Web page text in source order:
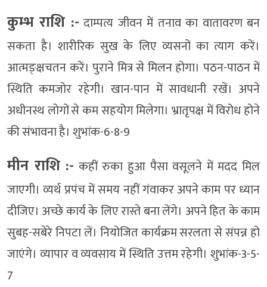
कुम्भ राशि :- दाम्पत्य जीवन में तनाव का वातावरण बन
सकता है। शारीरिक सुख के लिए व्यसनों का त्याग करें।
आत्मङ्क्षचतन करें। पुराने मित्र से मिलन होगा। पठन-पाठन में
स्थिति कमजोर रहेगी। खान-पान में सावधानी रखें। अपने
अधीनस्थ लोगों से कम सहयोग मिलेगा। भ्रातृपक्ष में विरोध होने
की संभावना है। शुभांक-6-8-9
मीन राशि :- कहीं रुका हुआ पैसा वसूलने में मदद मिल
जाएगी। व्यर्थ प्रपंच में समय नहीं गंवाकर अपने काम पर ध्यान
दीजिए। अच्छे कार्य के लिए रास्ते बना लेंगे। अपने हित के काम
सुबह-सबेरे निपटा लें। नियोजित कार्यक्रम सरलता से संपन्न हो
जाएंगे। व्यापार व व्यवसाय में स्थिति उत्तम रहेगी। शुभांक-3-5-
7